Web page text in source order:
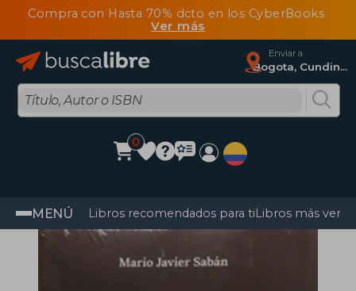
Compra con Hasta 70% dcto en los CyberBooks
Ver más
Enviar a
Bogota, Cundinamarca
0
MENÚ Libros recomendados para tiLibros más